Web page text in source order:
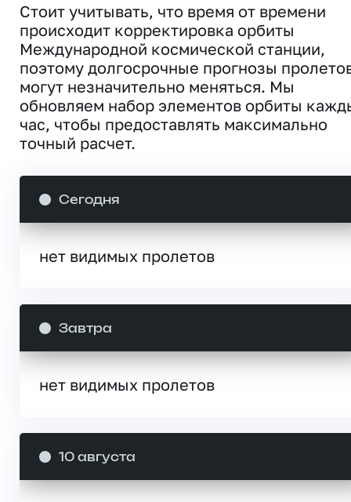
Стоит учитывать, что время от времени
происходит корректировка орбиты
Международной космической станции,
поэтому долгосрочные прогнозы
могут незначительно меняться. Мы
обновляем набор элементов орбиты
час, чтобы предоставлять максимально
точный расчет.
Сегодня
нет видимых пролетов
Завтра
нет видимых пролетов
10 августа